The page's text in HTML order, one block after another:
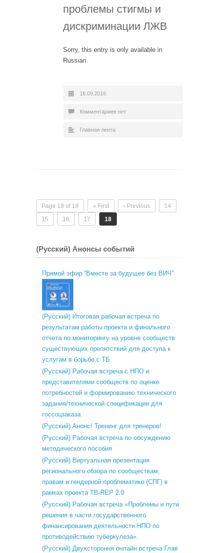
проблемы стигмы и
дискриминации ЛЖВ
Sorry, this entry is only available in
Russian.
16.09.2016
Комментариев нет
Главная лента
Page 18 of 18 « First ‹ Previous
14
15
16 17 18
(Русский) Анонсы событий
Прямой эфир “Вместе за будущее без ВИЧ”
(Русский) Итоговая рабочая встреча по
результатам работы проекта и финального
отчета по мониторингу на уровне сообществ
существующих препятствий для доступа к
услугам в борьбе с ТБ.
(Русский) Рабочая встреча с НПО и
представителями сообществ по оценке
потребностей и формированию технического
задания/технической спецификации для
госсоцзаказа
(Русский) Анонс! Тренинг для тренеров!
(Русский) Рабочая встреча по обсуждению
методического пособия
(Русский) Виртуальная презентация
регионального обзора по сообществам,
правам и гендерной проблематике (СПГ) в
рамках проекта TB-REP 2.0
(Русский) Рабочая встреча «Проблемы и пути
решения в части государственного
финансирования деятельности НПО по
противодействию туберкулеза».
(Русский) Двухстороння онлайн встреча Глав